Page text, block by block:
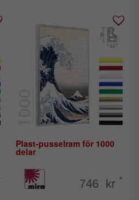
Plast-pusselram för 1000
delar
746 kr *